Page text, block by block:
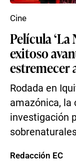
Película ‘La
exitoso
estremecer
Rodada en
amazónica, la
investigación
Cine
Redacción EC